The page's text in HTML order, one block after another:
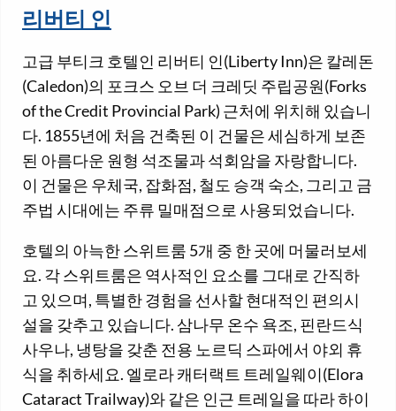
리버티 인
고급 부티크 호텔인 리버티 인(Liberty Inn)은 칼레돈
(Caledon)의 포크스 오브 더 크레딧 주립공원(Forks
of the Credit Provincial Park) 근처에 위치해 있습니
다. 1855년에 처음 건축된 이 건물은 세심하게 보존
된 아름다운 원형 석조물과 석회암을 자랑합니다.
이 건물은 우체국, 잡화점, 철도 승객 숙소, 그리고 금
주법 시대에는 주류 밀매점으로 사용되었습니다.
호텔의 아늑한 스위트룸 5개 중 한 곳에 머물러보세
요. 각 스위트룸은 역사적인 요소를 그대로 간직하
고 있으며, 특별한 경험을 선사할 현대적인 편의시
설을 갖추고 있습니다. 삼나무 온수 욕조, 핀란드식
사우나, 냉탕을 갖춘 전용 노르딕 스파에서 야외 휴
식을 취하세요. 엘로라 캐터랙트 트레일웨이(Elora
Cataract Trailway)와 같은 인근 트레일을 따라 하이